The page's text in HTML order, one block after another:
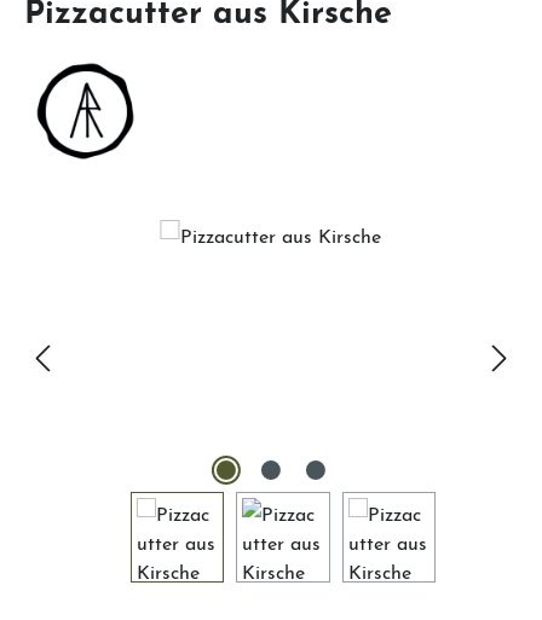
Bildergalerie überspringen